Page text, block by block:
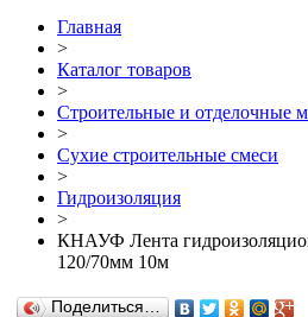
Главная
>
Каталог товаров
>
Строительные и отделочные
>
Сухие строительные смеси
>
Гидроизоляция
>
КНАУФ Лента
120/70мм 10м
Поделиться…